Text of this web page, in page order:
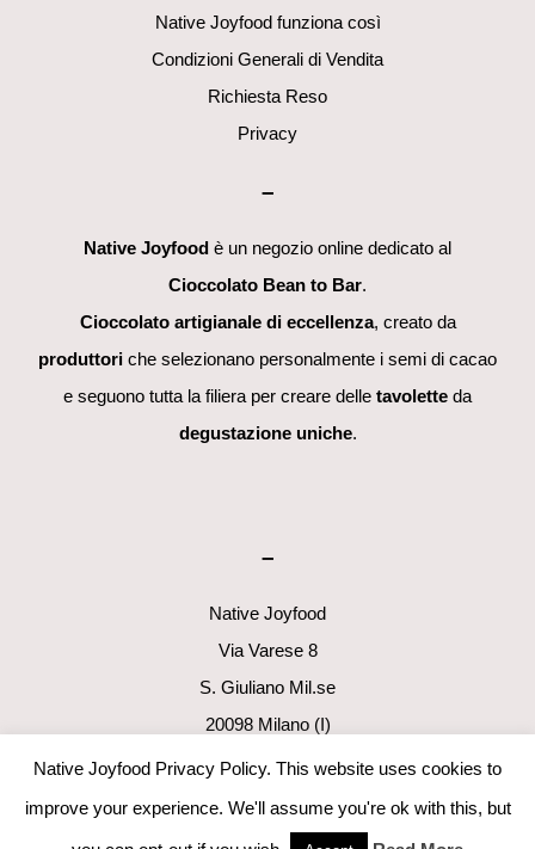
Native Joyfood funziona così
Condizioni Generali di Vendita
Richiesta Reso
Privacy
–
Native Joyfood è un negozio online dedicato al
Cioccolato Bean to Bar.
Cioccolato artigianale di eccellenza, creato da
produttori che selezionano personalmente i semi di cacao
e seguono tutta la filiera per creare delle tavolette da
degustazione uniche.
–
Native Joyfood
Via Varese 8
S. Giuliano Mil.se
20098 Milano (I)
p.i. 06411160960
info@nativejoyfood.com
Native Joyfood Privacy Policy. This website uses cookies to
improve your experience. We'll assume you're ok with this, but